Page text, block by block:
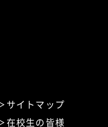
サイトマップ
在校生の皆様